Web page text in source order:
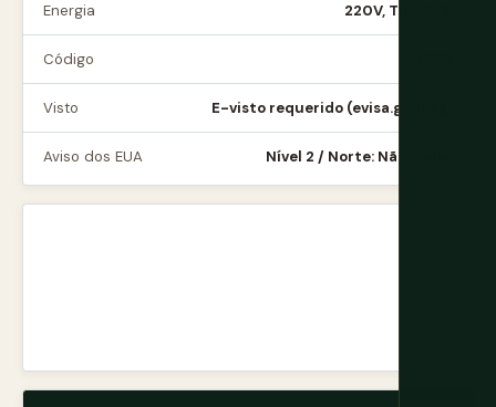
Energia 220V, Tipo C/E
Código
Visto E-visto requerido (evisa.gouv.tg)
Aviso dos EUA Nível 2 / Norte: Não Viajar